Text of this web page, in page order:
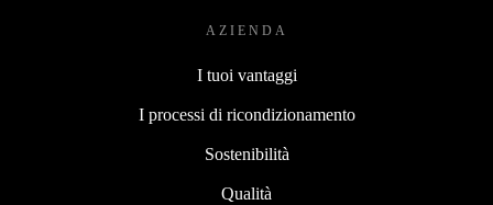
AZIENDA
I tuoi vantaggi
I processi di ricondizionamento
Sostenibilità
Qualità